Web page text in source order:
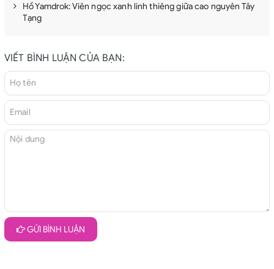
Hồ Yamdrok: Viên ngọc xanh linh thiêng giữa cao nguyên Tây
Tạng
VIẾT BÌNH LUẬN CỦA BẠN:
GỬI BÌNH LUẬN